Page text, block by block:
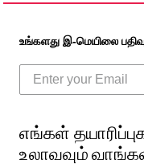
உங்களது இ-மெயிலை
எங்கள்
உலாவவும்